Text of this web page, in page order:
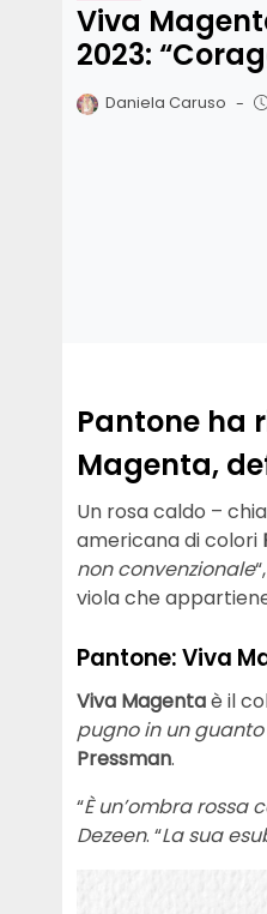
Viva
2023:
Daniela Caruso -
Pantone ha
Magenta,
Un rosa caldo –
americana di colori
non convenzionale
viola che
Pantone: Viva
Viva Magentaè il
pugno in un
Pressman.
“È un’ombra
Dezeen. “La sua